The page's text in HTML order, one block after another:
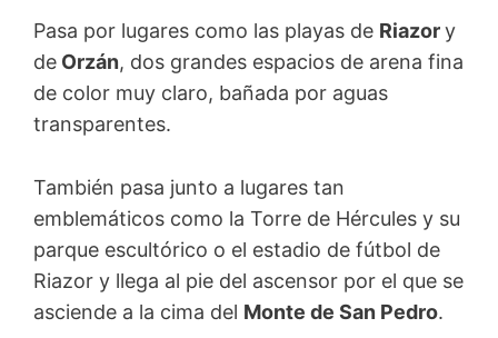
Pasa por lugares como las playas de Riazory
de Orzán, dos grandes espacios de arena fina
de color muy claro, bañada por aguas
transparentes.
También pasa junto a lugares tan
emblemáticos como la Torre de Hércules y su
parque escultórico o el estadio de fútbol de
Riazor y llega al pie del ascensor por el que se
asciende a la cima del Monte de San Pedro.